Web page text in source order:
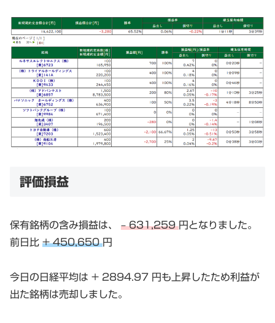
評価損益
保有銘柄の含み損益は、 – 631,259円となりました。
前日比 + 450,650円
今日の日経平均は + 2894.97 円も上昇したため利益が
出た銘柄は売却しました。